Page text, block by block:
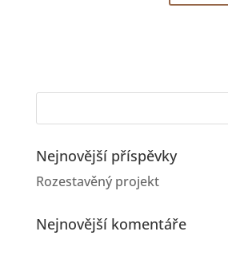
Nejnovější příspěvky
Rozestavěný projekt
Nejnovější komentáře